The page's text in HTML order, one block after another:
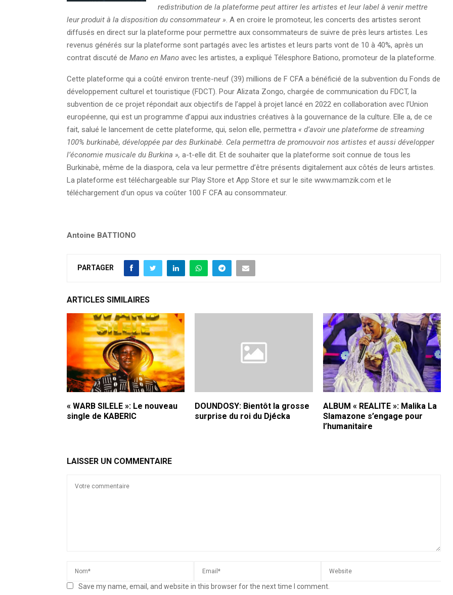
redistribution de la plateforme peut attirer les artistes et leur label à venir mettre
leur produit à la disposition du consommateur ». A en croire le promoteur, les concerts des artistes seront
diffusés en direct sur la plateforme pour permettre aux consommateurs de suivre de près leurs artistes. Les
revenus générés sur la plateforme sont partagés avec les artistes et leurs parts vont de 10 à 40%, après un
contrat discuté de Mano en Mano avec les artistes, a expliqué Télesphore Bationo, promoteur de la plateforme.
Cette plateforme qui a coûté environ trente-neuf (39) millions de F CFA a bénéficié de la subvention du Fonds de
développement culturel et touristique (FDCT). Pour Alizata Zongo, chargée de communication du FDCT, la
subvention de ce projet répondait aux objectifs de l’appel à projet lancé en 2022 en collaboration avec l’Union
européenne, qui est un programme d’appui aux industries créatives à la gouvernance de la culture. Elle a, de ce
fait, salué le lancement de cette plateforme, qui, selon elle, permettra « d’avoir une plateforme de streaming
100% burkinabè, développée par des Burkinabè. Cela permettra de promouvoir nos artistes et aussi développer
l’économie musicale du Burkina », a-t-elle dit. Et de souhaiter que la plateforme soit connue de tous les
Burkinabè, même de la diaspora, cela va leur permettre d’être présents digitalement aux côtés de leurs artistes.
La plateforme est téléchargeable sur Play Store et App Store et sur le site www.mamzik.com et le
téléchargement d’un opus va coûter 100 F CFA au consommateur.
Antoine BATTIONO
PARTAGER
ARTICLES SIMILAIRES
« WARB SILELE »: Le nouveau
single de KABERIC
DOUNDOSY: Bientôt la grosse
surprise du roi du Djécka
ALBUM « REALITE »: Malika La
Slamazone s’engage pour
l’humanitaire
LAISSER UN COMMENTAIRE
Save my name, email, and website in this browser for the next time I comment.